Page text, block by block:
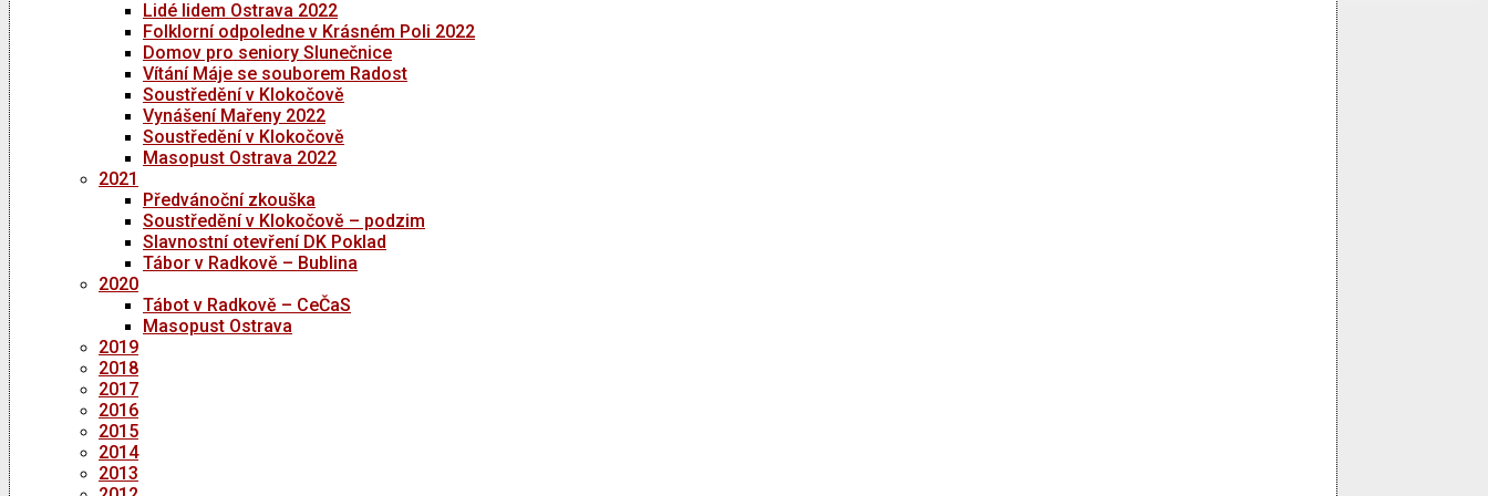
Lidé lidem Ostrava 2022
Folklorní odpoledne v Krásném Poli 2022
Domov pro seniory Slunečnice
Vítání Máje se souborem Radost
Soustředění v Klokočově
Vynášení Mařeny 2022
Soustředění v Klokočově
Masopust Ostrava 2022
2021
Předvánoční zkouška
Soustředění v Klokočově – podzim
Slavnostní otevření DK Poklad
Tábor v Radkově – Bublina
2020
Tábot v Radkově – CeČaS
Masopust Ostrava
2019
2018
2017
2016
2015
2014
2013